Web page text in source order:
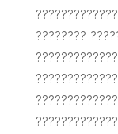
????????